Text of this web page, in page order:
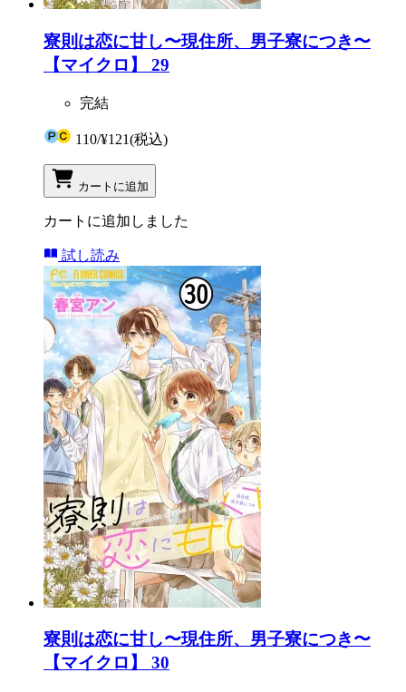
寮則は恋に甘し〜現住所、男子寮につき〜
【マイクロ】 29
完結
110/¥121(税込)
カートに追加
カートに追加しました
試し読み
寮則は恋に甘し〜現住所、男子寮につき〜
【マイクロ】 30